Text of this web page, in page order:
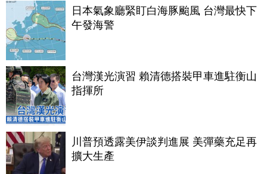
日本氣象廳緊盯白海豚颱風 台灣最快下
午發海警
台灣漢光演習 賴清德搭裝甲車進駐衡山
指揮所
川普預透露美伊談判進展 美彈藥充足再
擴大生產